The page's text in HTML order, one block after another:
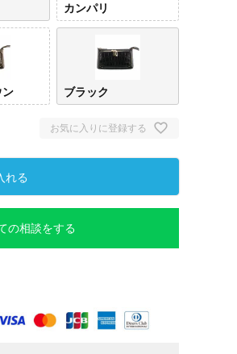
カンパリ
ン ブラック
お気に入りに登録する
れる
の相談をする